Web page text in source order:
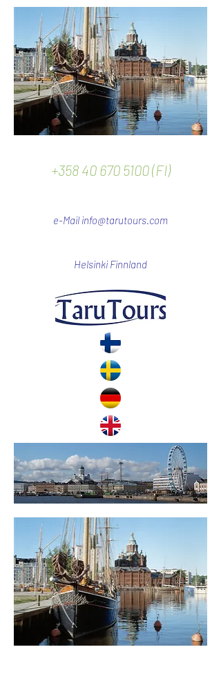
+358 40 670 5100 (FI)
e-Mail info@tarutours.com
Helsinki Finnland